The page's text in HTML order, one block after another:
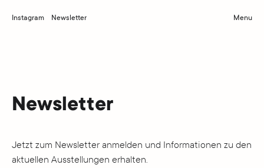
Instagram Newsletter Menu
Newsletter
Jetzt zum Newsletter anmelden und Informationen zu den
aktuellen Ausstellungen erhalten.